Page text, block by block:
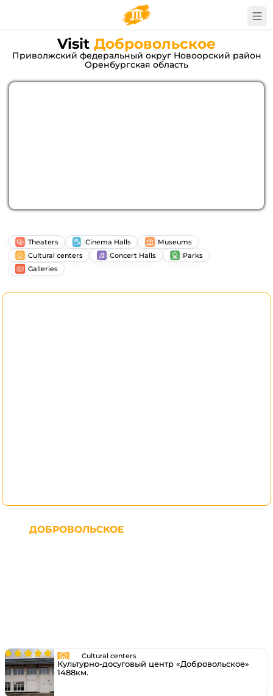
Visit Добровольское
Приволжский федеральный округ Новоорский район
Оренбургская область
Theaters Cinema Halls
Museums
Cultural centers
Concert Halls
Parks
Galleries
ДОБРОВОЛЬСКОЕ
Cultural centers
Культурно-досуговый центр «Добровольское»
1488км.